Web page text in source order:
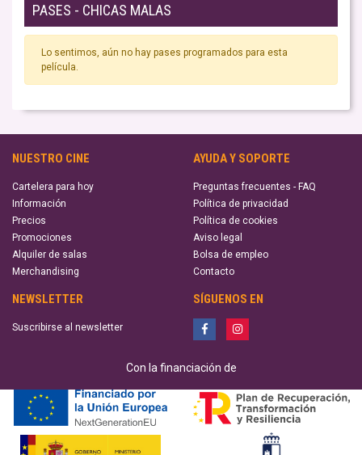
PASES - CHICAS MALAS
Lo sentimos, aún no hay pases programados para esta
película.
NUESTRO CINE
Cartelera para hoy
Información
Precios
Promociones
Alquiler de salas
Merchandising
AYUDA Y SOPORTE
Preguntas frecuentes - FAQ
Política de privacidad
Política de cookies
Aviso legal
Bolsa de empleo
Contacto
NEWSLETTER
Suscribirse al newsletter
SÍGUENOS EN
Con la financiación de